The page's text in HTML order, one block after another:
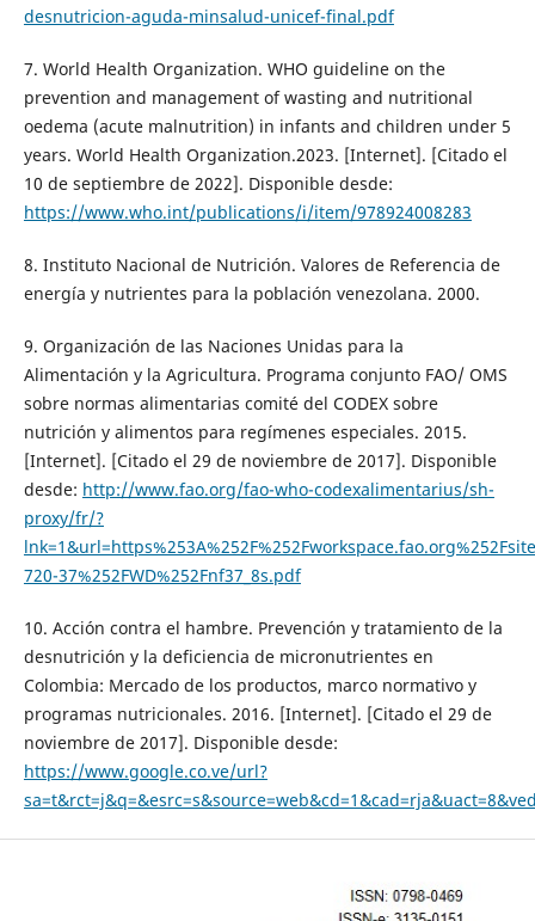
desnutricion-aguda-minsalud-unicef-final.pdf
7. World Health Organization. WHO guideline on the
prevention and management of wasting and nutritional
oedema (acute malnutrition) in infants and children under 5
years. World Health Organization.2023. [Internet]. [Citado el
10 de septiembre de 2022]. Disponible desde:
https://www.who.int/publications/i/item/978924008283
8. Instituto Nacional de Nutrición. Valores de Referencia de
energía y nutrientes para la población venezolana. 2000.
9. Organización de las Naciones Unidas para la
Alimentación y la Agricultura. Programa conjunto FAO/ OMS
sobre normas alimentarias comité del CODEX sobre
nutrición y alimentos para regímenes especiales. 2015.
[Internet]. [Citado el 29 de noviembre de 2017]. Disponible
desde: http://www.fao.org/fao-who-codexalimentarius/sh-
proxy/fr/?
720-37%252FWD%252Fnf37_8s.pdf
10. Acción contra el hambre. Prevención y tratamiento de la
desnutrición y la deficiencia de micronutrientes en
Colombia: Mercado de los productos, marco normativo y
programas nutricionales. 2016. [Internet]. [Citado el 29 de
noviembre de 2017]. Disponible desde:
https://www.google.co.ve/url?